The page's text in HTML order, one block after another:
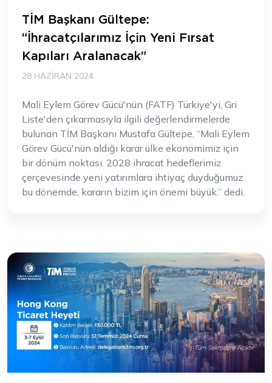
TİM Başkanı Gültepe:
“İhracatçılarımız İçin Yeni Fırsat
Kapıları Aralanacak”
28 HAZIRAN 2024
Mali Eylem Görev Gücü'nün (FATF) Türkiye'yi, Gri
Liste'den çıkarmasıyla ilgili değerlendirmelerde
bulunan TİM Başkanı Mustafa Gültepe, “Mali Eylem
Görev Gücü'nün aldığı karar ülke ekonomimiz için
bir dönüm noktası. 2028 ihracat hedeflerimiz
çerçevesinde yeni yatırımlara ihtiyaç duyduğumuz
bu dönemde, kararın bizim için önemi büyük.” dedi.